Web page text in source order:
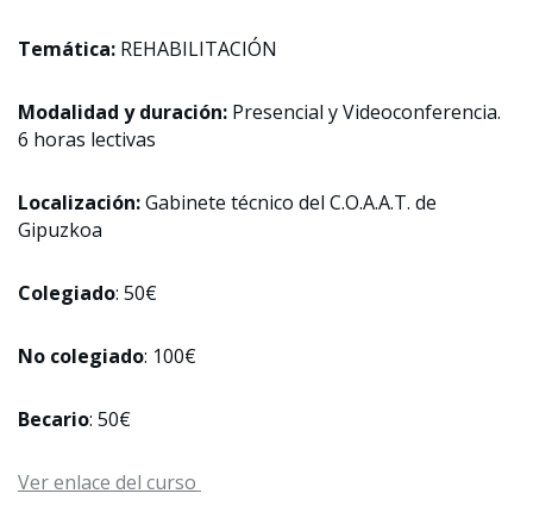
Temática: REHABILITACIÓN
Modalidad y duración: Presencial y Videoconferencia.
6 horas lectivas
Localización:Gabinete técnico del C.O.A.A.T. de
Gipuzkoa
Colegiado: 50€
No colegiado: 100€
Becario: 50€
Ver enlace del curso